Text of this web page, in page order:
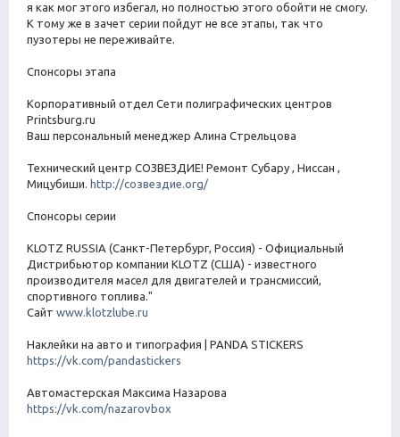
я как мог этого избегал, но полностью этого обойти не смогу.
К тому же в зачет серии пойдут не все этапы, так что
пузотеры не переживайте.
Спонсоры этапа
Корпоративный отдел Сети полиграфических центров
Printsburg.ru
Ваш персональный менеджер Алина Стрельцова
Технический центр СОЗВЕЗДИЕ! Ремонт Субару , Ниссан ,
Мицубиши. http://созвездие.org/
Спонсоры серии
KLOTZ RUSSIA (Санкт-Петербург, Россия) - Официальный
Дистрибьютор компании KLOTZ (США) - известного
производителя масел для двигателей и трансмиссий,
спортивного топлива."
Сайт www.klotzlube.ru
Наклейки на авто и типография | PANDA STICKERS
https://vk.com/pandastickers
Автомастерская Максима Назарова
https://vk.com/nazarovbox